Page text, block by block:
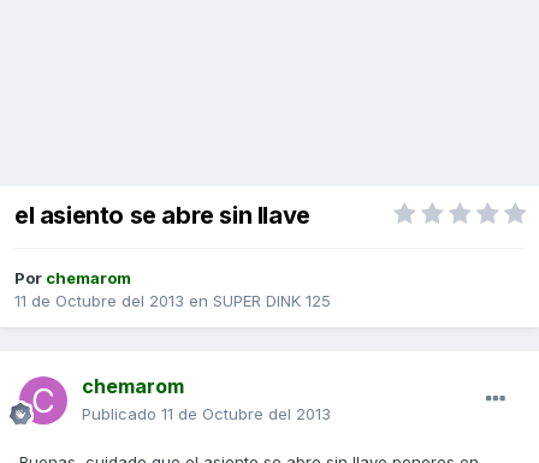
el asiento se abre sin llave
Por chemarom
11 de Octubre del 2013 en SUPER DINK 125
chemarom
Publicado 11 de Octubre del 2013